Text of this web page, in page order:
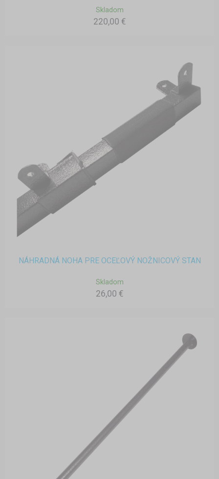
Skladom
220,00 €
NÁHRADNÁ NOHA PRE OCEĽOVÝ NOŽNICOVÝ STAN
Skladom
26,00 €